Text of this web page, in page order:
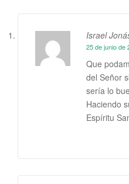
Israel
25 de junio de
Que
del Señor
sería lo
Haciendo
Espíritu